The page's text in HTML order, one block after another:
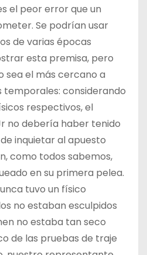
el peor error que un
Se podrían usar
de varias épocas
esta premisa, pero
sea el más cercano a
considerando
respectivos, el
no debería haber tenido
inquietar al apuesto
como todos sabemos,
en su primera pelea.
tuvo un físico
no estaban esculpidos
no estaba tan seco
de las pruebas de traje